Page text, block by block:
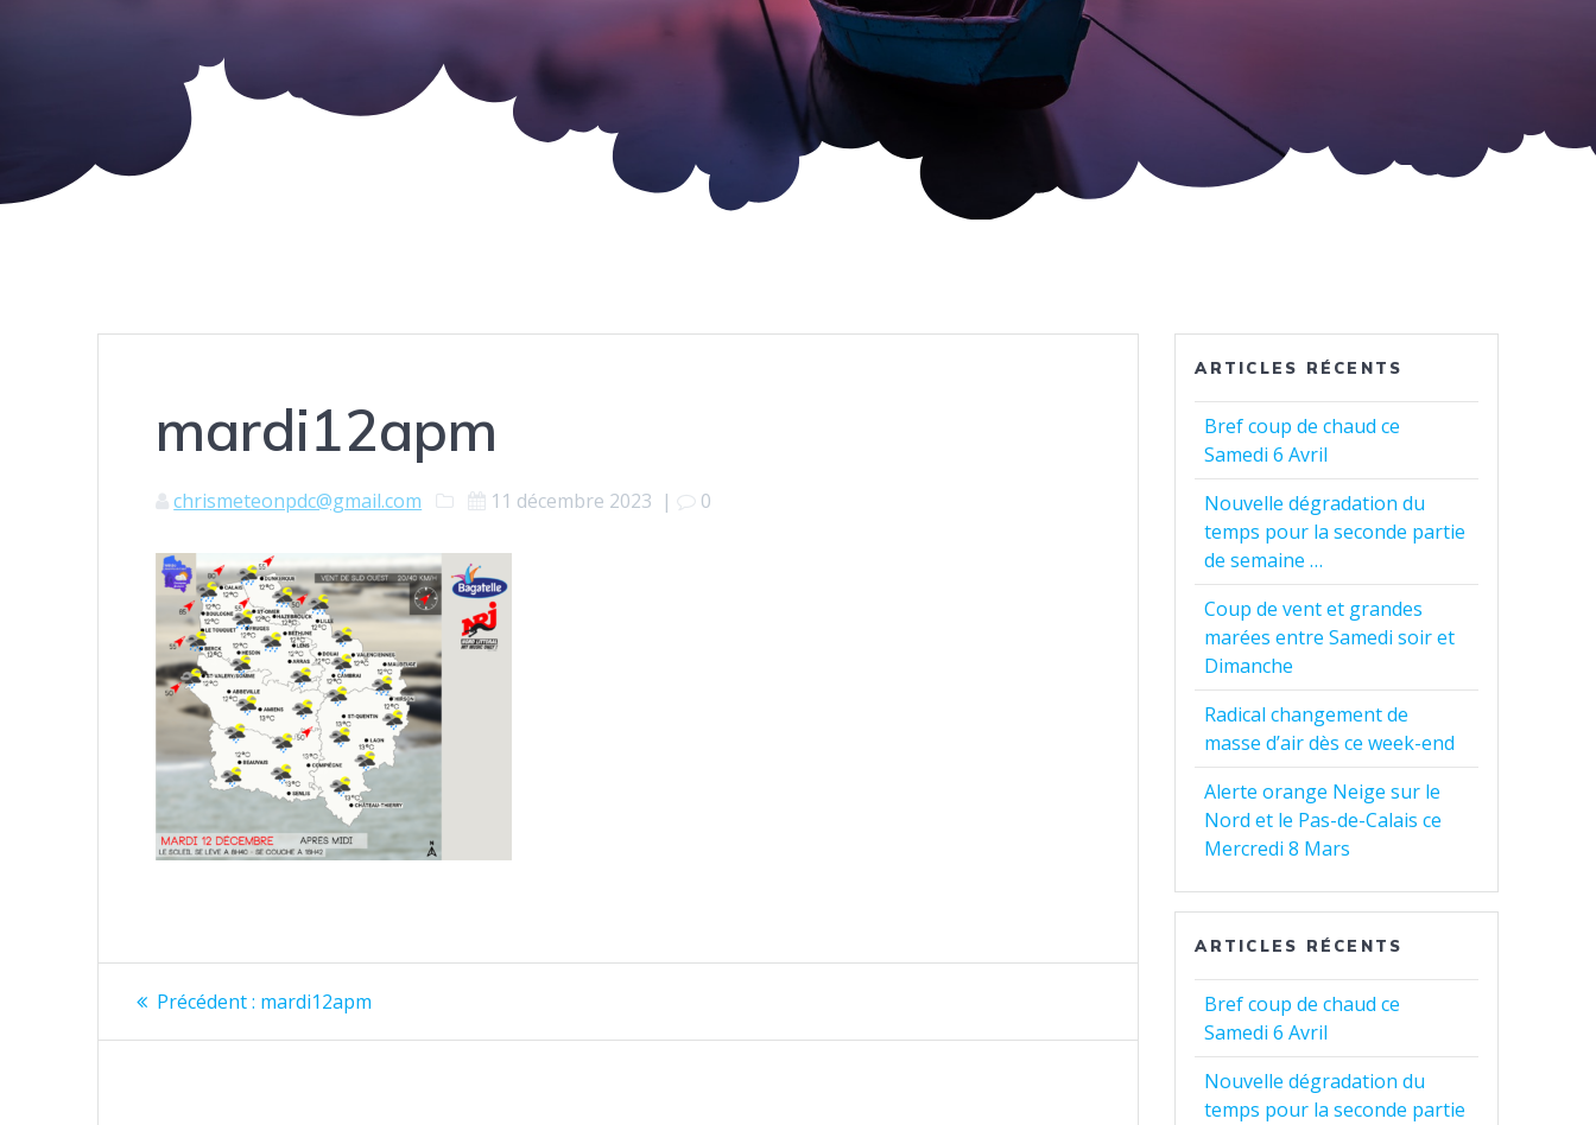
mardi12apm
chrismeteonpdc@gmail.com 11 décembre 2023 | 0
Navigation
de
Précédent : Article
mardi12apm
ARTICLES RÉCENTS
Bref coup de chaud ce
Samedi 6 Avril
Nouvelle dégradation du
temps pour la seconde partie
de semaine …
Coup de vent et grandes
marées entre Samedi soir et
Dimanche
Radical changement de
masse d’air dès ce week-end
Alerte orange Neige sur le
Nord et le Pas-de-Calais ce
Mercredi 8 Mars
ARTICLES RÉCENTS
Bref coup de chaud ce
Samedi 6 Avril
Nouvelle dégradation du
temps pour la seconde partie